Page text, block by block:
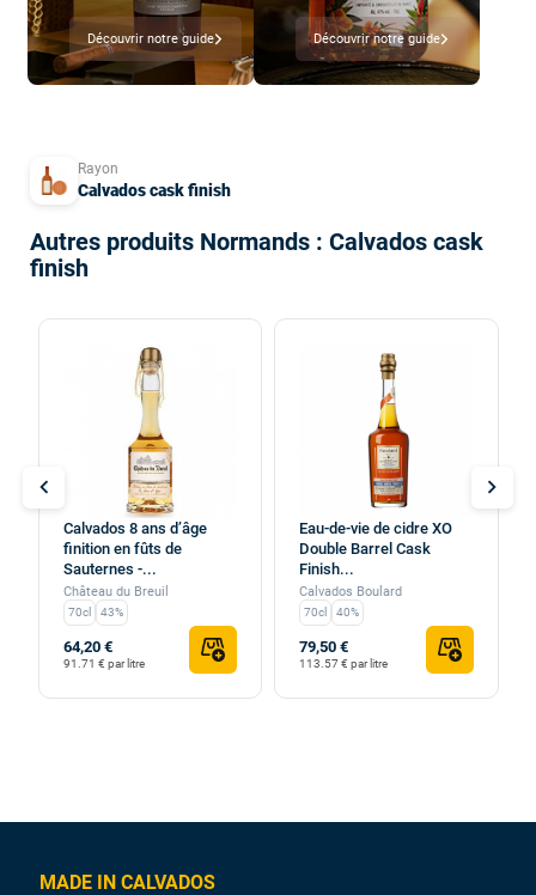
Découvrir notre guide Découvrir notre guide
Rayon
Calvados cask finish
Autres produits Normands : Calvados cask
finish
Calvados 8 ans d’âge
finition en fûts de
Sauternes -...
Château du Breuil
70cl 43%
64,20 €
91.71 € par litre
Eau-de-vie de cidre XO
Double Barrel Cask
Finish...
Calvados Boulard
70cl 40%
79,50 €
113.57 € par litre
chevron_left chevron_right
MADE IN CALVADOS